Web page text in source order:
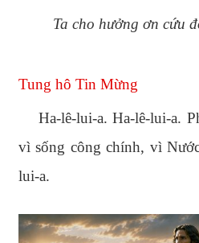
Ta cho hưởng ơn cứu
Tung hô Tin Mừng
Ha-lê-lui-a. Ha-lê-lui-a.
vì sống công chính, vì
lui-a.